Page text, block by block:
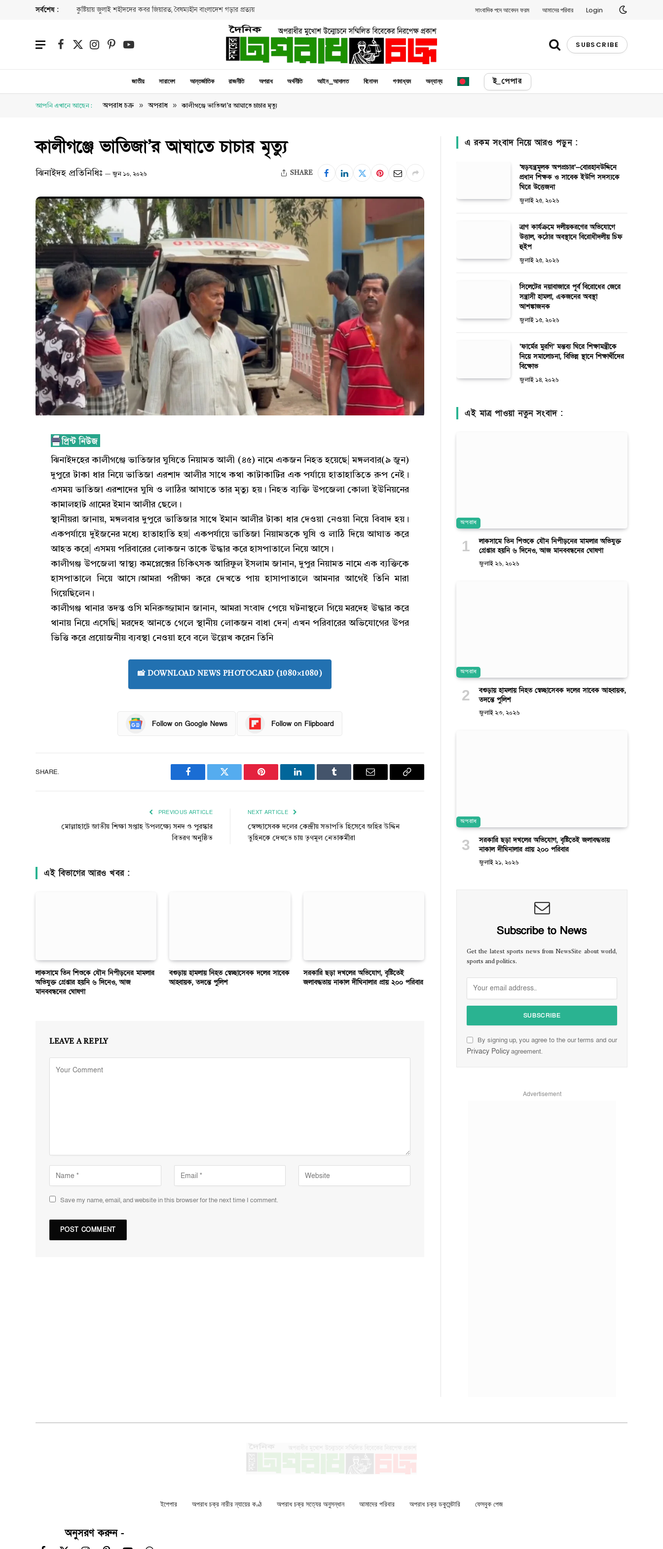
সর্বশেষ : কুষ্টিয়ায় জুলাই শহীদদের কবর জিয়ারত, বৈষম্যহীন বাংলাদেশ গড়ার প্রত্যয় সাংবাদিক পদে আবেদন ফরম আমাদের পরিবার Login
Facebook
X
Instagram
PinterestYouTube SUBSCRIBE
জাতীয় সারাদেশ আন্তর্জাতিক রাজনীতি অপরাধ অর্থনীতি আইন_আদালত বিনোদন গণমাধ্যম অন্যান্য ই_পেপার
আপনি এখানে আছেন : অপরাধ চক্র » অপরাধ » কালীগঞ্জে ভাতিজা’র আঘাতে চাচার মৃত্যু
কালীগঞ্জে ভাতিজা’র আঘাতে চাচার মৃত্যু
ঝিনাইদহ প্রতিনিধিঃ জুন ১০, ২০২৬ SHARE
ঝিনাইদহের কালীগঞ্জে ভাতিজার ঘুষিতে নিয়ামত আলী (৪৫) নামে একজন নিহত হয়েছে| মঙ্গলবার(৯ জুন)
দুপুরে টাকা ধার নিয়ে ভাতিজা এরশাদ আলীর সাথে কথা কাটাকাটির এক পর্যায়ে হাতাহাতিতে রুপ নেই।
এসময় ভাতিজা এরশাদের ঘুষি ও লাঠির আঘাতে তার মৃত্যু হয়। নিহত ব্যক্তি উপজেলা কোলা ইউনিয়নের
কামালহাট গ্রামের ইমান আলীর ছেলে।
স্থানীয়রা জানায়, মঙ্গলবার দুপুরে ভাতিজার সাথে ইমান আলীর টাকা ধার দেওয়া নেওয়া নিয়ে বিবাদ হয়।
একপর্যায়ে দুইজনের মধ্যে হাতাহাতি হয়| একপর্যায়ে ভাতিজা নিয়ামতকে ঘুষি ও লাঠি দিয়ে আঘাত করে
আহত করে| এসময় পরিবারের লোকজন তাকে উদ্ধার করে হাসপাতালে নিয়ে আসে।
কালীগঞ্জ উপজেলা স্বাস্থ্য কমপ্লেক্সের চিকিৎসক আরিফুল ইসলাম জানান, দুপুর নিয়ামত নামে এক ব্যক্তিকে
হাসপাতালে নিয়ে আসে।আমরা পরীক্ষা করে দেখতে পায় হাসাপাতালে আমনার আগেই তিনি মারা
গিয়েছিলেন।
কালীগঞ্জ থানার তদন্ত ওসি মনিরুজ্জামান জানান, আমরা সংবাদ পেয়ে ঘটনাস্থলে গিয়ে মরদেহ উদ্ধার করে
থানায় নিয়ে এসেছি| মরদেহ আনতে গেলে স্থানীয় লোকজন বাধা দেন| এখন পরিবারের অভিযোগের উপর
ভিত্তি করে প্রয়োজনীয় ব্যবস্থা নেওয়া হবে বলে উল্লেখ করেন তিনি
📸 DOWNLOAD NEWS PHOTOCARD (1080×1080)
Follow on Google News Follow on Flipboard
SHARE.
Facebook Twitter Pinterest LinkedIn Tumblr Email
Copy
PREVIOUS ARTICLE
মোল্লাহাটে জাতীয় শিক্ষা সপ্তাহ উপলক্ষ্যে সনদ ও পুরস্কার
বিতরণ অনুষ্ঠিত
NEXT ARTICLE
স্বেচ্ছাসেবক দলের কেন্দ্রীয় সভাপতি হিসেবে জহির উদ্দিন
তুহিনকে দেখতে চায় তৃণমূল নেতাকর্মীরা
এই বিভাগের আরও খবর :
লাকসামে তিন শিশুকে যৌন নিপীড়নের মামলার
অভিযুক্ত গ্রেপ্তার হয়নি ৬ দিনেও, আজ
মানববন্ধনের ঘোষণা
বগুড়ায় হামলায় নিহত স্বেচ্ছাসেবক দলের সাবেক
আহ্বায়ক, তদন্তে পুলিশ
সরকারি ছড়া দখলের অভিযোগ, বৃষ্টিতেই
জলাবদ্ধতায় নাকাল দীঘিনালার প্রায় ২০০ পরিবার
LEAVE A REPLY
Save my name, email, and website in this browser for the next time I comment.
এ রকম সংবাদ নিয়ে আরও পড়ুন :
‘ষড়যন্ত্রমূলক অপপ্রচার’—বোরহানউদ্দিনে
প্রধান শিক্ষক ও সাবেক ইউপি সদস্যকে
ঘিরে উত্তেজনা
জুলাই ২৫, ২০২৬
ত্রাণ কার্যক্রমে দলীয়করণের অভিযোগে
উত্তাল, কঠোর অবস্থানে বিরোধীদলীয় চিফ
হুইপ
জুলাই ২৫, ২০২৬
সিলেটের নয়াবাজারে পূর্ব বিরোধের জেরে
সন্ত্রাসী হামলা, একজনের অবস্থা
আশঙ্কাজনক
জুলাই ১৫, ২০২৬
‘ফার্মের মুরগি’ মন্তব্য ঘিরে শিক্ষামন্ত্রীকে
নিয়ে সমালোচনা, বিভিন্ন স্থানে শিক্ষার্থীদের
বিক্ষোভ
জুলাই ১৪, ২০২৬
এই মাত্র পাওয়া নতুন সংবাদ :
অপরাধ
লাকসামে তিন শিশুকে যৌন নিপীড়নের মামলার অভিযুক্ত
গ্রেপ্তার হয়নি ৬ দিনেও, আজ মানববন্ধনের ঘোষণা
জুলাই ২৬, ২০২৬
অপরাধ
বগুড়ায় হামলায় নিহত স্বেচ্ছাসেবক দলের সাবেক আহ্বায়ক,
তদন্তে পুলিশ
জুলাই ২৩, ২০২৬
অপরাধ
সরকারি ছড়া দখলের অভিযোগ, বৃষ্টিতেই জলাবদ্ধতায়
নাকাল দীঘিনালার প্রায় ২০০ পরিবার
জুলাই ২১, ২০২৬
Subscribe to News
Get the latest sports news from NewsSite about world,
sports and politics.
By signing up, you agree to the our terms and our
Privacy Policyagreement.
Advertisement
ইপেপার অপরাধ চক্র নারীর ন্যায়ের কণ্ঠ অপরাধ চক্র সত্যের অনুসন্ধান আমাদের পরিবার অপরাধ চক্র ডকুমেন্টারি ফেসবুক পেজ
অনুসরণ করুন -